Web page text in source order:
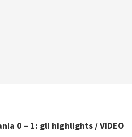
0 – 1: gli highlights / VIDEO